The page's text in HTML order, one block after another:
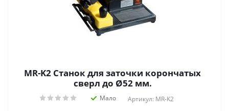
MR-K2 Станок для заточки корончатых
сверл до Ø52 мм.
Мало Артикул: MR-K2